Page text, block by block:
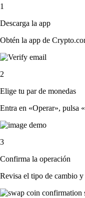
1
Descarga la app
Obtén la app de
2
Elige tu par de monedas
Entra en «Operar», pulsa
3
Confirma la operación
Revisa el tipo de cambio